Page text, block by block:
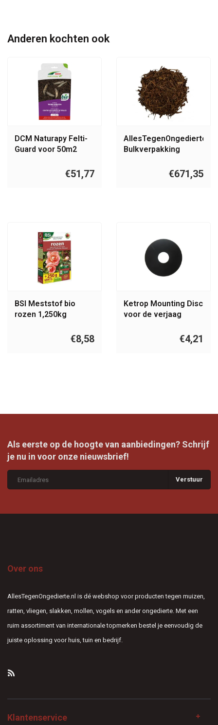
Anderen kochten ook
DCM Naturapy Felti-
Guard voor 50m2
€51,77
AllesTegenOngedierte.nl
Bulkverpakking
€671,35
BSI Meststof bio
rozen 1,250kg
€8,58
Ketrop Mounting Disc
voor de verjaag
€4,21
Als eerste op de hoogte van aanbiedingen? Schrijf
je nu in voor onze nieuwsbrief!
Verstuur
Over ons
AllesTegenOngedierte.nl is dé webshop voor producten tegen muizen,
ratten, vliegen, slakken, mollen, vogels en ander ongedierte. Met een
ruim assortiment van internationale topmerken bestel je eenvoudig de
juiste oplossing voor huis, tuin en bedrijf.
Klantenservice